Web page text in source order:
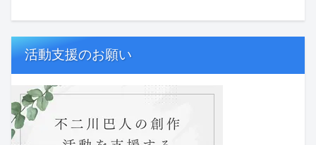
活動支援のお願い